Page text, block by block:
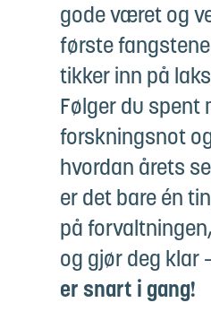
gode været og
første
tikker inn på
Følger du spent
forskningsnot
hvordan årets
er det bare én
på
og gjør deg klar
er snart i gang!